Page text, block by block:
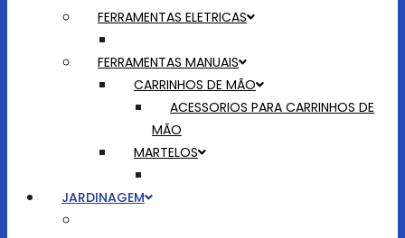
FERRAMENTAS ELETRICAS
FERRAMENTAS MANUAIS
CARRINHOS DE MÃO
ACESSORIOS PARA CARRINHOS DE
MÃO
MARTELOS
JARDINAGEM